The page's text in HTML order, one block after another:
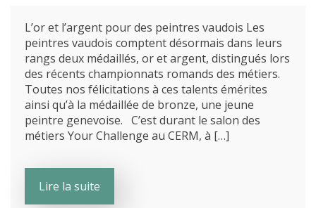
L’or et l’argent pour des peintres vaudois Les
peintres vaudois comptent désormais dans leurs
rangs deux médaillés, or et argent, distingués lors
des récents championnats romands des métiers.
Toutes nos félicitations à ces talents émérites
ainsi qu’à la médaillée de bronze, une jeune
peintre genevoise. C’est durant le salon des
métiers Your Challenge au CERM, à […]
Lire la suite